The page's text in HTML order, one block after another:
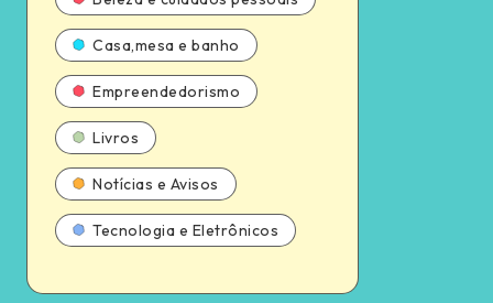
Casa,mesa e banho
Empreendedorismo
Livros
Notícias e Avisos
Tecnologia e Eletrônicos